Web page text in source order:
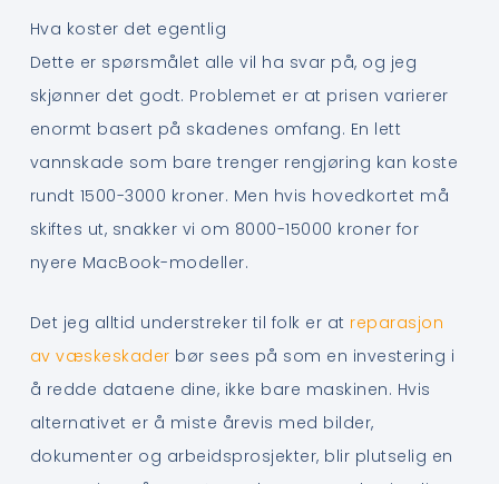
Hva koster det egentlig
Dette er spørsmålet alle vil ha svar på, og jeg
skjønner det godt. Problemet er at prisen varierer
enormt basert på skadenes omfang. En lett
vannskade som bare trenger rengjøring kan koste
rundt 1500-3000 kroner. Men hvis hovedkortet må
skiftes ut, snakker vi om 8000-15000 kroner for
nyere MacBook-modeller.
Det jeg alltid understreker til folk er at reparasjon
av væskeskader bør sees på som en investering i
å redde dataene dine, ikke bare maskinen. Hvis
alternativet er å miste årevis med bilder,
dokumenter og arbeidsprosjekter, blir plutselig en